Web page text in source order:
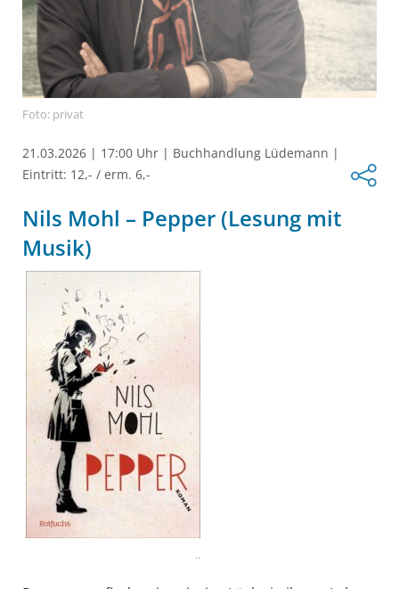
Foto: privat
21.03.2026 | 17:00 Uhr | Buchhandlung Lüdemann |
Eintritt: 12,- / erm. 6,-
Nils Mohl – Pepper (Lesung mit
Musik)
..